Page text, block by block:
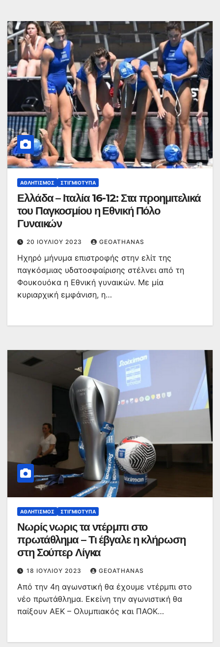
ΑΘΛΗΤΙΣΜΌΣ ΣΤΙΓΜΙΌΤΥΠΑ
Ελλάδα – Ιταλία 16-12: Στα προημιτελικά
του Παγκοσμίου η Εθνική Πόλο
Γυναικών
20 ΙΟΥΛΊΟΥ 2023 GEOATHANAS
Ηχηρό μήνυμα επιστροφής στην ελίτ της
παγκόσμιας υδατοσφαίρισης στέλνει από τη
Φουκουόκα η Εθνική γυναικών. Με μία
κυριαρχική εμφάνιση, η…
ΑΘΛΗΤΙΣΜΌΣ ΣΤΙΓΜΙΌΤΥΠΑ
Νωρίς νωρις τα ντέρμπι στο
πρωτάθλημα – Τι έβγαλε η κλήρωση
στη Σούπερ Λίγκα
18 ΙΟΥΛΊΟΥ 2023 GEOATHANAS
Από την 4η αγωνστική θα έχουμε ντέρμπι στο
νέο πρωτάθλημα. Εκείνη την αγωνιστική θα
παίξουν ΑΕΚ – Ολυμπιακός και ΠΑΟΚ…